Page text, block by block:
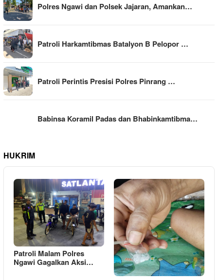
Polres Ngawi dan Polsek Jajaran, Amankan…
Patroli Harkamtibmas Batalyon B Pelopor …
Patroli Perintis Presisi Polres Pinrang …
Babinsa Koramil Padas dan Bhabinkamtibma…
HUKRIM
Patroli Malam Polres
Ngawi Gagalkan Aksi…